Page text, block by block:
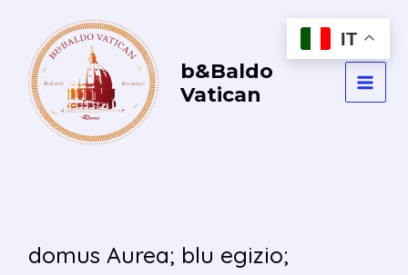
contenuto
b&Baldo
Vatican
domus Aurea; blu egizio;
IT